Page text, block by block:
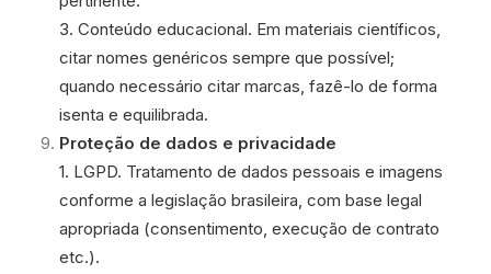
3. Conteúdo educacional. Em materiais científicos,
citar nomes genéricos sempre que possível;
quando necessário citar marcas, fazê-lo de forma
isenta e equilibrada.
Proteção de dados e privacidade
1. LGPD. Tratamento de dados pessoais e imagens
conforme a legislação brasileira, com base legal
apropriada (consentimento, execução de contrato
etc.).